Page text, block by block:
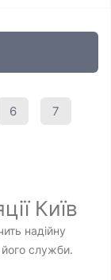
6 7
Київ
надійну
служби.